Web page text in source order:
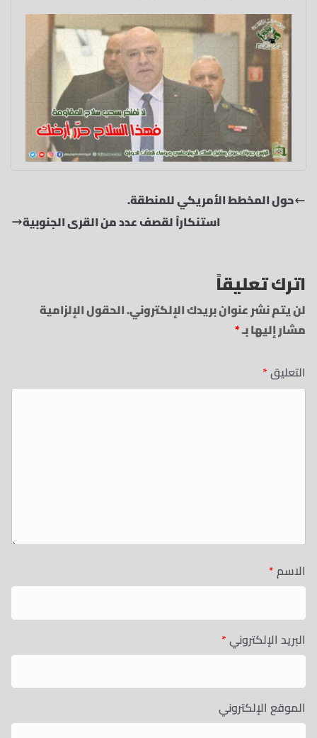
حول المخطط الأمريكي للمنطقة.
استنكاراً لقصف عدد من القرى الجنوبية
اترك تعليقاً
لن يتم نشر عنوان بريدك الإلكتروني.الحقول الإلزامية
مشار إليها بـ*
التعليق*
الاسم*
البريد الإلكتروني*
الموقع الإلكتروني